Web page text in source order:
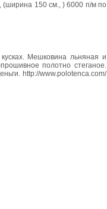
(ширина 150 см., ) 6000 п/м по
Мешковина льняная и
полотно стеганое.
http://www.polotenca.com/